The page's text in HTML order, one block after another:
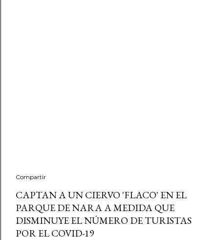
Compartir
CAPTAN A UN CIERVO 'FLACO' EN EL
PARQUE DE NARA A MEDIDA QUE
DISMINUYE EL NÚMERO DE TURISTAS
POR EL COVID-19